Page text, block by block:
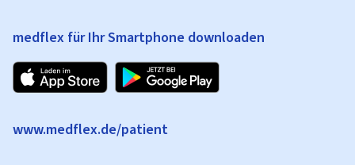
medflex für Ihr Smartphone downloaden
www.medflex.de/patient